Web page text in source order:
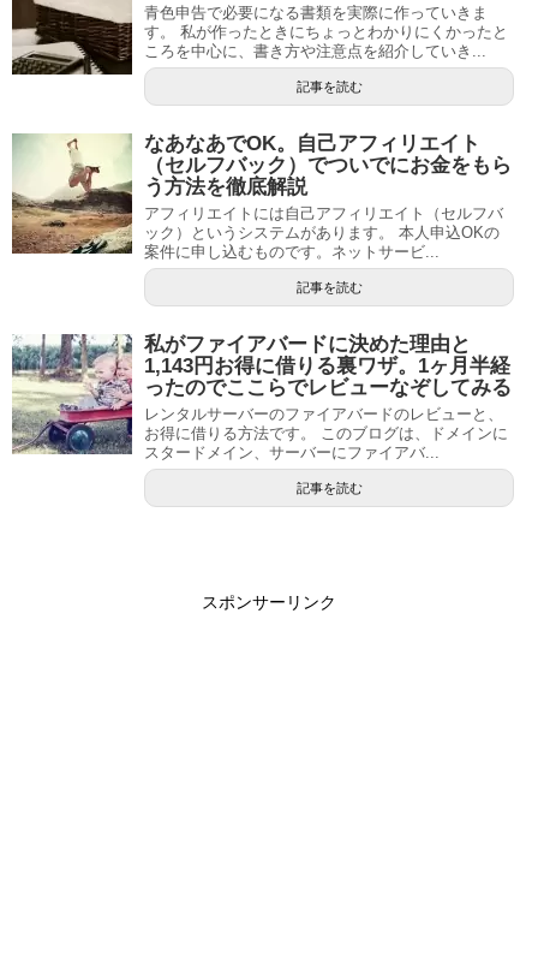
青色申告で必要になる書類を実際に作っていきま
す。 私が作ったときにちょっとわかりにくかったと
ころを中心に、書き方や注意点を紹介していき...
記事を読む
なあなあでOK。自己アフィリエイト
（セルフバック）でついでにお金をもら
う方法を徹底解説
アフィリエイトには自己アフィリエイト（セルフバ
ック）というシステムがあります。 本人申込OKの
案件に申し込むものです。ネットサービ...
記事を読む
私がファイアバードに決めた理由と
1,143円お得に借りる裏ワザ。1ヶ月半経
ったのでここらでレビューなぞしてみる
レンタルサーバーのファイアバードのレビューと、
お得に借りる方法です。 このブログは、ドメインに
スタードメイン、サーバーにファイアバ...
記事を読む
スポンサーリンク